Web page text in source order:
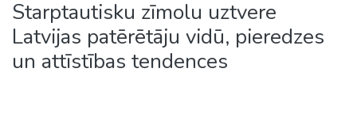
Starptautisku zīmolu uztvere
Latvijas patērētāju vidū, pieredzes
un attīstības tendences